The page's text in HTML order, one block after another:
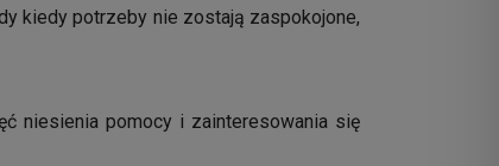
kiedy potrzeby nie zostają zaspokojone,
niesienia pomocy i zainteresowania się